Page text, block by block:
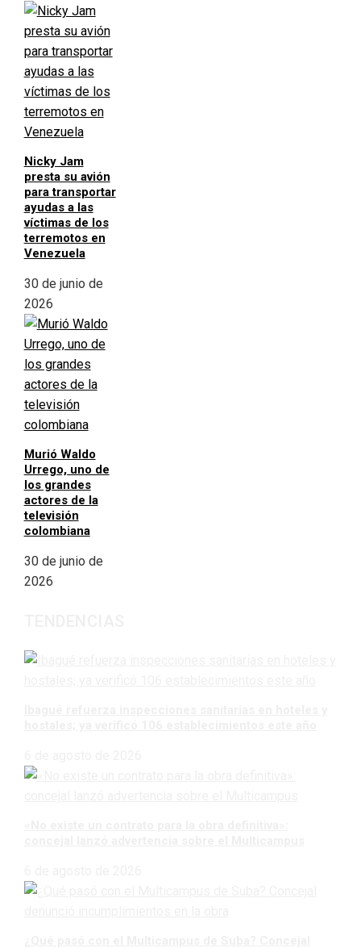
Nicky Jam
presta su avión
para transportar
ayudas a las
víctimas de los
terremotos en
Venezuela
30 de junio de
2026
Murió Waldo
Urrego, uno de
los grandes
actores de la
televisión
colombiana
30 de junio de
2026